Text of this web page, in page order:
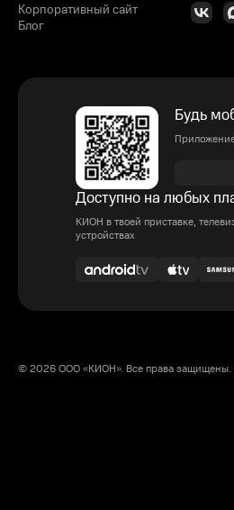
Корпоративный сайт
Блог
Будь
Доступно на любых
КИОН в твоей приставке,
устройствах
© 2026 ООО «КИОН». Все права защищены.